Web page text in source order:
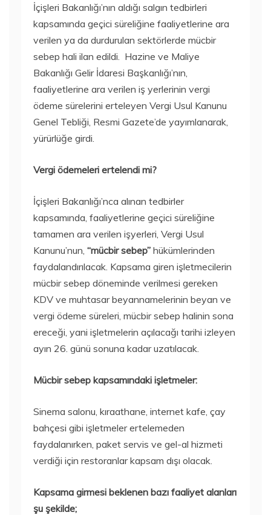
İçişleri Bakanlığı’nın aldığı salgın tedbirleri
kapsamında geçici süreliğine faaliyetlerine ara
verilen ya da durdurulan sektörlerde mücbir
sebep hali ilan edildi. Hazine ve Maliye
Bakanlığı Gelir İdaresi Başkanlığı’nın,
faaliyetlerine ara verilen iş yerlerinin vergi
ödeme sürelerini erteleyen Vergi Usul Kanunu
Genel Tebliği, Resmi Gazete’de yayımlanarak,
yürürlüğe girdi.
Vergi ödemeleri ertelendi mi?
İçişleri Bakanlığı’nca alınan tedbirler
kapsamında, faaliyetlerine geçici süreliğine
tamamen ara verilen işyerleri, Vergi Usul
Kanunu’nun, “mücbir sebep” hükümlerinden
faydalandırılacak. Kapsama giren işletmecilerin
mücbir sebep döneminde verilmesi gereken
KDV ve muhtasar beyannamelerinin beyan ve
vergi ödeme süreleri, mücbir sebep halinin sona
ereceği, yani işletmelerin açılacağı tarihi izleyen
ayın 26. günü sonuna kadar uzatılacak.
Mücbir sebep kapsamındaki işletmeler:
Sinema salonu, kıraathane, internet kafe, çay
bahçesi gibi işletmeler ertelemeden
faydalanırken, paket servis ve gel-al hizmeti
verdiği için restoranlar kapsam dışı olacak.
Kapsama girmesi beklenen bazı faaliyet alanları
şu şekilde;